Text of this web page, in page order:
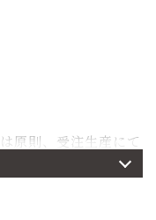
原則、受注生産にて
約二か月お時間を頂